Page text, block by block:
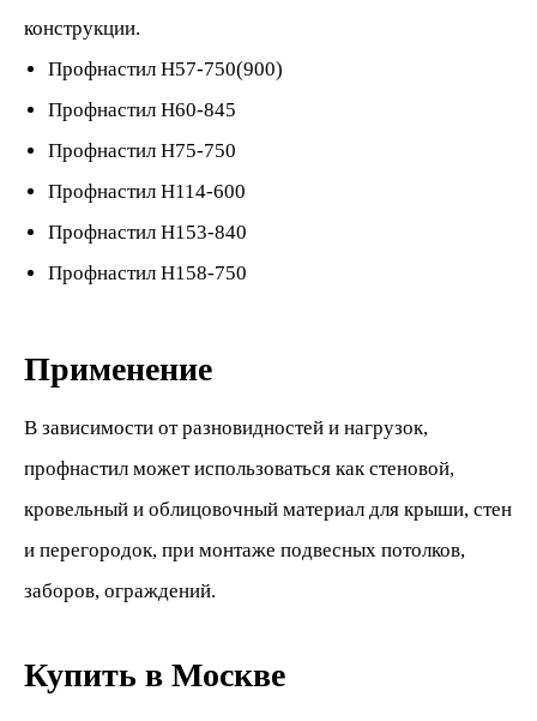
конструкции.
Профнастил Н57-750(900)
Профнастил Н60-845
Профнастил Н75-750
Профнастил Н114-600
Профнастил Н153-840
Профнастил Н158-750
Применение
В зависимости от разновидностей и нагрузок,
профнастил может использоваться как стеновой,
кровельный и облицовочный материал для крыши, стен
и перегородок, при монтаже подвесных потолков,
заборов, ограждений.
Купить в Москве